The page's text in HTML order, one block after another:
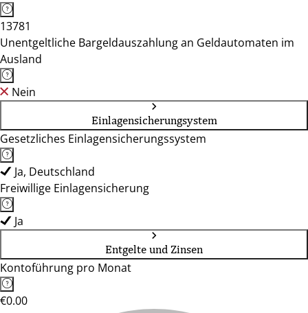
13781
Unentgeltliche Bargeldauszahlung an Geldautomaten im
Ausland
Nein
Einlagensicherungsystem
Gesetzliches Einlagensicherungssystem
Ja, Deutschland
Freiwillige Einlagensicherung
Ja
Entgelte und Zinsen
Kontoführung pro Monat
€0.00